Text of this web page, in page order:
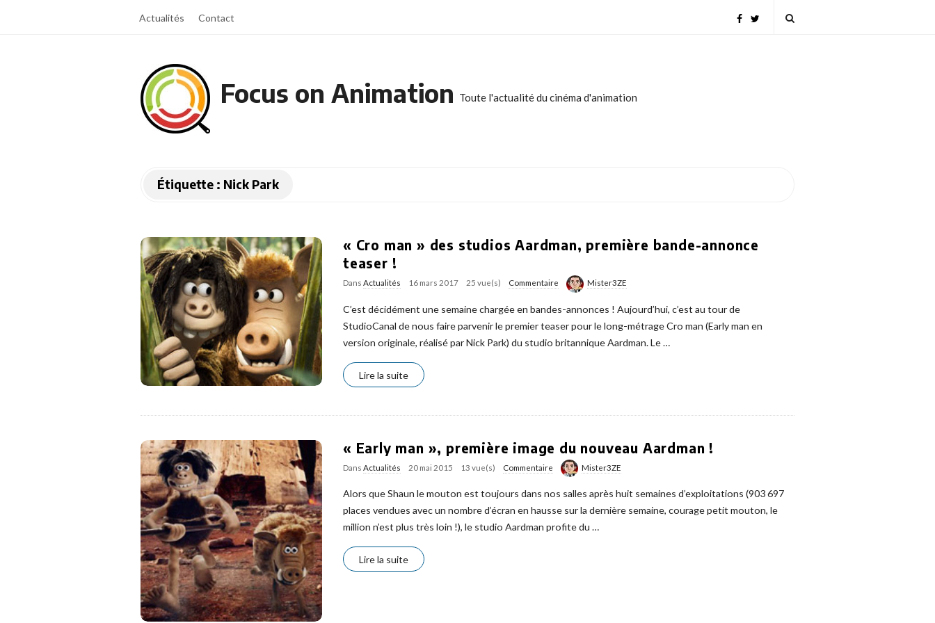
Actualités Contact
Focus on Animation Toute l'actualité du cinéma d'animation
Étiquette : Nick Park
« Cro man » des studios Aardman, première bande-annonce
teaser !
Dans Actualités 16 mars 2017 25 vue(s) Commentaire Mister3ZE
C’est décidément une semaine chargée en bandes-annonces ! Aujourd’hui, c’est au tour de
StudioCanal de nous faire parvenir le premier teaser pour le long-métrage Cro man (Early man en
version originale, réalisé par Nick Park) du studio britannique Aardman. Le…
Lire la suite
« Early man », première image du nouveau Aardman !
Dans Actualités 20 mai 2015 13 vue(s) Commentaire Mister3ZE
Alors que Shaun le mouton est toujours dans nos salles après huit semaines d’exploitations (903 697
places vendues avec un nombre d’écran en hausse sur la dernière semaine, courage petit mouton, le
million n’est plus très loin !), le studio Aardman profite du …
Lire la suite